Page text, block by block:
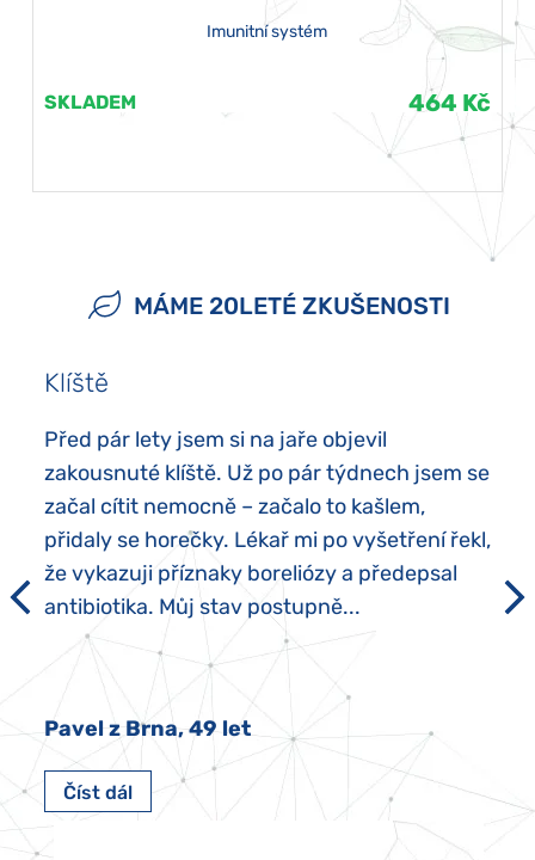
Imunitní systém
SKLADEM 464 Kč
MÁME 20LETÉ ZKUŠENOSTI
Klíště
Před pár lety jsem si na jaře objevil
zakousnuté klíště. Už po pár týdnech jsem se
začal cítit nemocně – začalo to kašlem,
přidaly se horečky. Lékař mi po vyšetření řekl,
že vykazuji příznaky boreliózy a předepsal
antibiotika. Můj stav postupně...
Pavel z Brna, 49 let
Číst dál